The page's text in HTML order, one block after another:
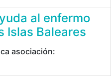
al enfermo
Islas Baleares
asociación: